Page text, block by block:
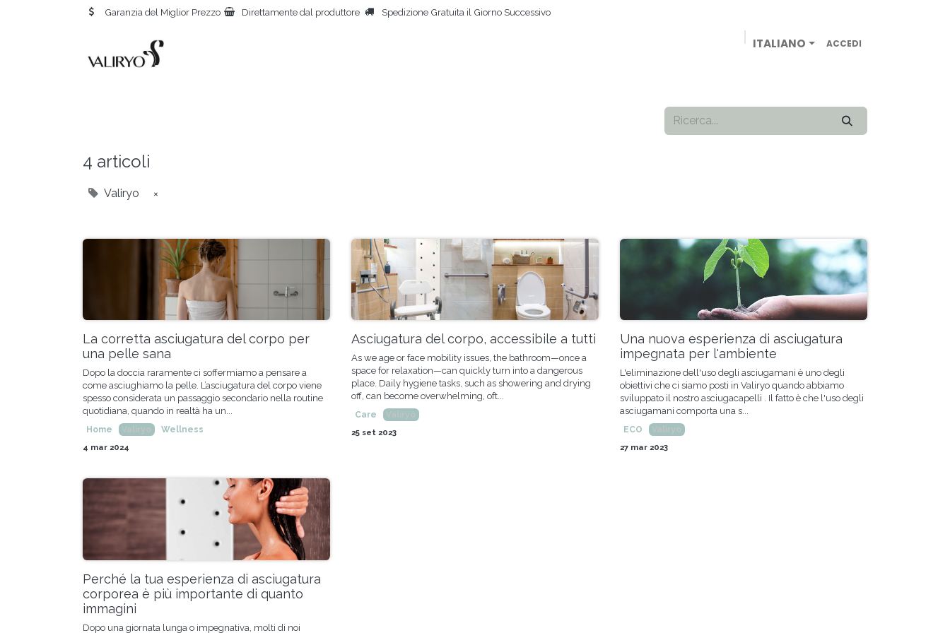
Garanzia del Miglior Prezzo Direttamente dal produttore Spedizione Gratuita il Giorno Successivo
ITALIANO ACCEDI
4 articoli
Valiryo ×
La corretta asciugatura del corpo per
una pelle sana
Dopo la doccia raramente ci soffermiamo a pensare a
come asciughiamo la pelle. L’asciugatura del corpo viene
spesso considerata un passaggio secondario nella routine
quotidiana, quando in realtà ha un...
Home Valiryo
Wellness
4 mar 2024
Asciugatura del corpo, accessibile a tutti
As we age or face mobility issues, the bathroom—once a
space for relaxation—can quickly turn into a dangerous
place. Daily hygiene tasks, such as showering and drying
off, can become overwhelming, oft...
Care
Valiryo
25 set 2023
Una nuova esperienza di asciugatura
impegnata per l'ambiente
L'eliminazione dell'uso degli asciugamani è uno degli
obiettivi che ci siamo posti in Valiryo quando abbiamo
sviluppato il nostro asciugacapelli . Il fatto è che l'uso degli
asciugamani comporta una s...
ECO
Valiryo
27 mar 2023
Perché la tua esperienza di asciugatura
corporea è più importante di quanto
immagini
Dopo una giornata lunga o impegnativa, molti di noi